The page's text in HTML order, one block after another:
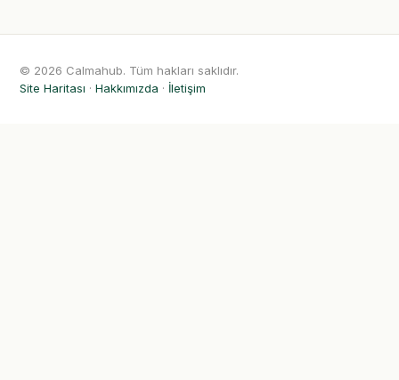
© 2026 Calmahub. Tüm hakları saklıdır.
Site Haritası · Hakkımızda · İletişim